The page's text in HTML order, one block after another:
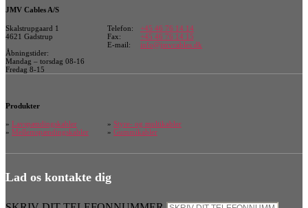
JMV Cables A/S
Skalstrupgaard 1
4621 Gadstrup
Telefon:
Fax:
E-mail:
+45 46 76 14 14
+45 46 76 14 15
info@jmvcables.dk
Åbningstider:
Mandag – torsdag 08-16
Fredag 8-15
Produkter
» Lavspændingskabler
» Mellemspændingskabler
» Styre- og multikabler
» Gummikabler
Lad os kontakte dig